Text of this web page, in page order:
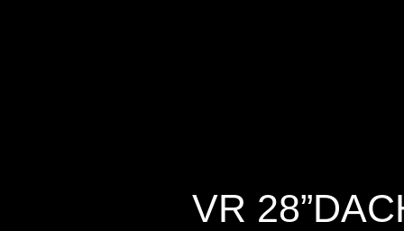
VR